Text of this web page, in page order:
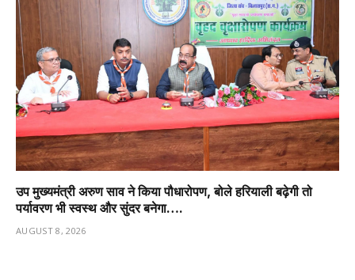
उप मुख्यमंत्री अरुण साव ने किया पौधारोपण, बोले हरियाली बढ़ेगी तो
पर्यावरण भी स्वस्थ और सुंदर बनेगा….
AUGUST 8, 2026